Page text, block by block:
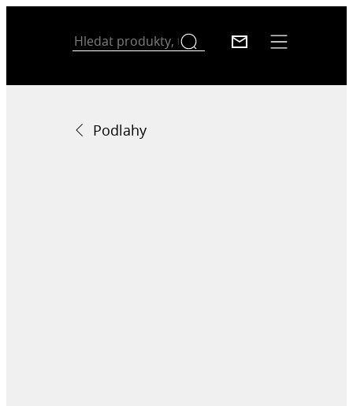
Podlahy